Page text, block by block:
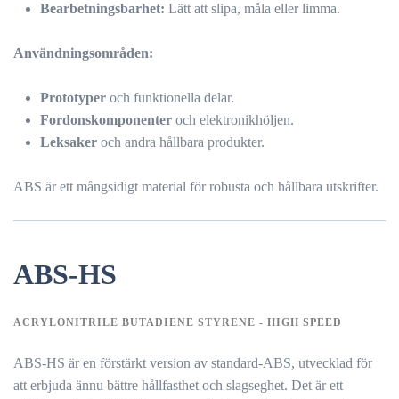
Bearbetningsbarhet: Lätt att slipa, måla eller limma.
Användningsområden:
Prototyper och funktionella delar.
Fordonskomponenter och elektronikhöljen.
Leksaker och andra hållbara produkter.
ABS är ett mångsidigt material för robusta och hållbara utskrifter.
ABS-HS
ACRYLONITRILE BUTADIENE STYRENE - HIGH SPEED
ABS-HS är en förstärkt version av standard-ABS, utvecklad för
att erbjuda ännu bättre hållfasthet och slagseghet. Det är ett